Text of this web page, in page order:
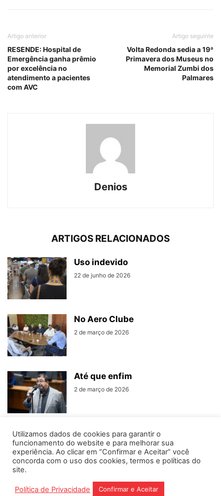
Artigo anterior
RESENDE: Hospital de
Emergência ganha prêmio
por excelência no
atendimento a pacientes
com AVC
Artigo seguinte
Volta Redonda sedia a 19ª
Primavera dos Museus no
Memorial Zumbi dos
Palmares
Denios
ARTIGOS RELACIONADOS
Uso indevido
22 de junho de 2026
No Aero Clube
2 de março de 2026
Até que enfim
2 de março de 2026
Home Editorias Coluna Social Grampos
Fale conosco Assinantes
Utilizamos dados de cookies para garantir o
funcionamento do website e para melhorar sua
experiência. Ao clicar em “Confirmar e Aceitar” você
concorda com o uso dos cookies, termos e políticas do
site.
Política de Privacidade Confirmar e Aceitar